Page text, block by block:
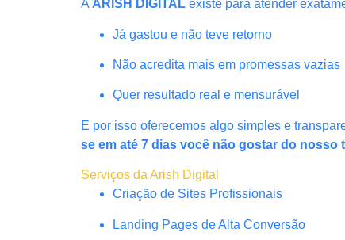
A ARISH DIGITAL existe para atender
Já gastou e não teve retorno
Não acredita mais em promessas vazias
Quer resultado real e mensurável
E por isso oferecemos algo simples e
se em até 7 dias você não gostar do
Serviços da Arish Digital
Criação de Sites Profissionais
Landing Pages de Alta Conversão